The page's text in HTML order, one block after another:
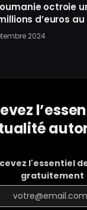
octroie
d’euros
2024
l'essentiel
gratuitement